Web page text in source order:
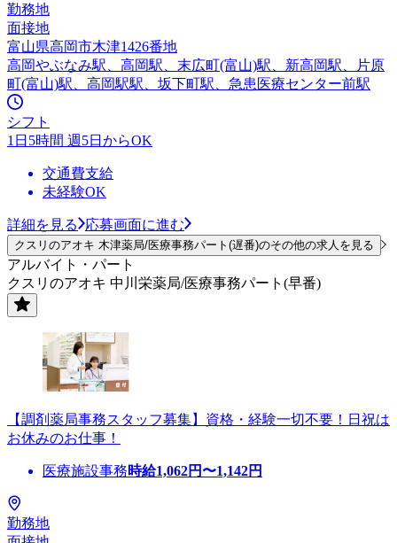
勤務地
面接地
富山県高岡市木津1426番地
高岡やぶなみ駅、高岡駅、末広町(富山)駅、新高岡駅、片原
町(富山)駅、高岡駅駅、坂下町駅、急患医療センター前駅
シフト
1日5時間 週5日からOK
交通費支給
未経験OK
詳細を見る 応募画面に進む
クスリのアオキ 木津薬局/医療事務パート(遅番)のその他の求人を見る
アルバイト・パート
クスリのアオキ 中川栄薬局/医療事務パート(早番)
【調剤薬局事務スタッフ募集】資格・経験一切不要！日祝は
お休みのお仕事！
医療施設事務時給1,062円〜1,142円
勤務地